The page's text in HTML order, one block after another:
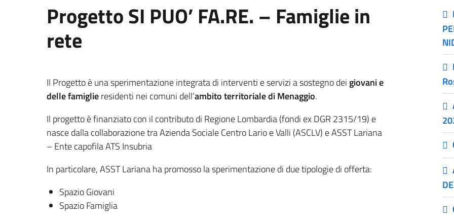
Progetto SI PUO’ FA.RE. – Famiglie in
rete
Il Progetto è una sperimentazione integrata di interventi e servizi a sostegno dei giovani e
delle famiglieresidenti nei comuni dell’ambito territoriale di Menaggio.
Il progetto è finanziato con il contributo di Regione Lombardia (fondi ex DGR 2315/19) e
nasce dalla collaborazione tra Azienda Sociale Centro Lario e Valli (ASCLV) e ASST Lariana
– Ente capofila ATS Insubria
In particolare, ASST Lariana ha promosso la sperimentazione di due tipologie di offerta:
Spazio Giovani
Spazio Famiglia